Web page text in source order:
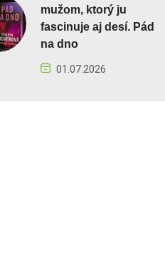
mužom, ktorý ju
fascinuje aj desí. Pád
na dno
01.07.2026